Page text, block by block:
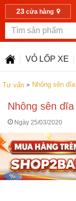
23cửa hàng
VỎ LỐP XE
Tư vấn Nhông sên dĩa
Nhông sên
Ngày 25/03/2020